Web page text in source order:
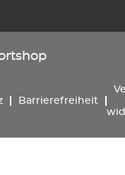
Barrierefreiheit